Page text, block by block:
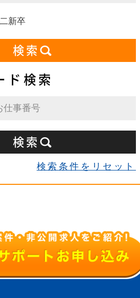
新卒
ド検索
検索条件をリセット